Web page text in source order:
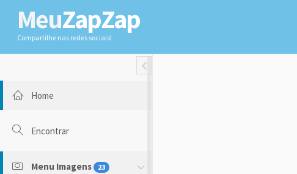
MeuZapZap
Compartilhe nas redes sociais!
Toggle Fullwidth
Home
Encontrar
Menu Imagens 23